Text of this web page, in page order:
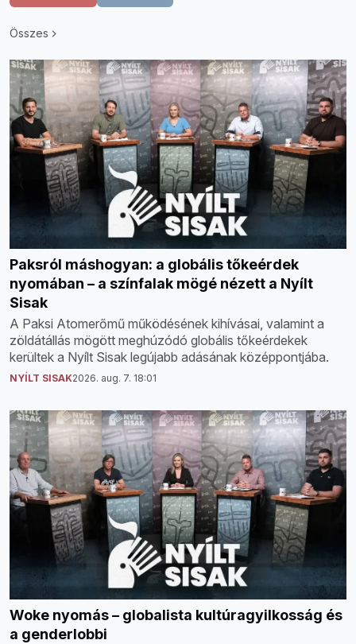
Összes
Paksról máshogyan: a globális tőkeérdek
nyomában – a színfalak mögé nézett a Nyílt
Sisak
A Paksi Atomerőmű működésének kihívásai, valamint a
zöldátállás mögött meghúzódó globális tőkeérdekek
kerültek a Nyílt Sisak legújabb adásának középpontjába.
NYÍLT SISAK2026. aug. 7. 18:01
Woke nyomás – globalista kultúragyilkosság és
a genderlobbi